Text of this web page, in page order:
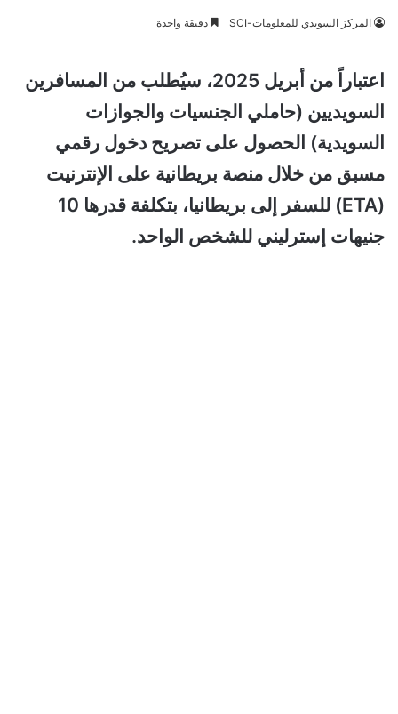
المركز السويدي للمعلومات-SCI دقيقة واحدة
اعتباراً من أبريل 2025، سيُطلب من المسافرين
السويديين (حاملي الجنسيات والجوازات
السويدية) الحصول على تصريح دخول رقمي
مسبق من خلال منصة بريطانية على الإنترنيت
(ETA) للسفر إلى بريطانيا، بتكلفة قدرها 10
جنيهات إسترليني للشخص الواحد.